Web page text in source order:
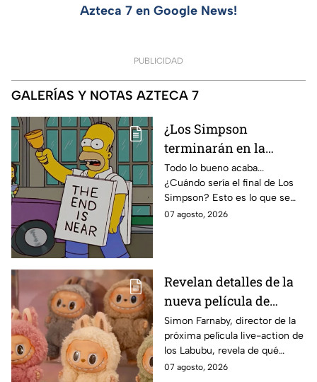
Azteca 7 en Google News!
PUBLICIDAD
GALERÍAS Y NOTAS AZTECA 7
¿Los Simpson
terminarán en la
temporada 40? Actriz
de Bart Simpson da
IMPACTANTE
declaración
Todo lo bueno acaba...
¿Cuándo sería el final de Los
Simpson? Esto es lo que se
sabe:
07 agosto, 2026
Revelan detalles de la
nueva película de
Labubu: de qué tratará
y cuándo se estrena
Simon Farnaby, director de la
próxima película live-action de
los Labubu, revela de qué
tratará la cinta. Aquí te
07 agosto, 2026